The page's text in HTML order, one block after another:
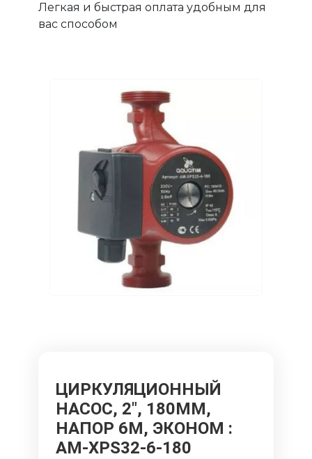
Легкая и быстрая оплата удобным для
вас способом
ЦИРКУЛЯЦИОННЫЙ
НАСОС, 2", 180ММ,
НАПОР 6М, ЭКОНОМ :
AM-XPS32-6-180